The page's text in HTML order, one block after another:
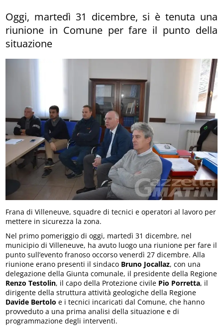
Oggi, martedì 31 dicembre, si è tenuta una
riunione in Comune per fare il punto della
situazione
Frana di Villeneuve, squadre di tecnici e operatori al lavoro per
mettere in sicurezza la zona.
Nel primo pomeriggio di oggi, martedì 31 dicembre, nel
municipio di Villeneuve, ha avuto luogo una riunione per fare il
punto sull’evento franoso occorso venerdì 27 dicembre. Alla
riunione erano presenti il sindaco Bruno Jocallaz, con una
delegazione della Giunta comunale, il presidente della Regione
Renzo Testolin, il capo della Protezione civile Pio Porretta, il
dirigente della struttura attività geologiche della Regione
Davide Bertolo e i tecnici incaricati dal Comune, che hanno
provveduto a una prima analisi della situazione e di
programmazione degli interventi.